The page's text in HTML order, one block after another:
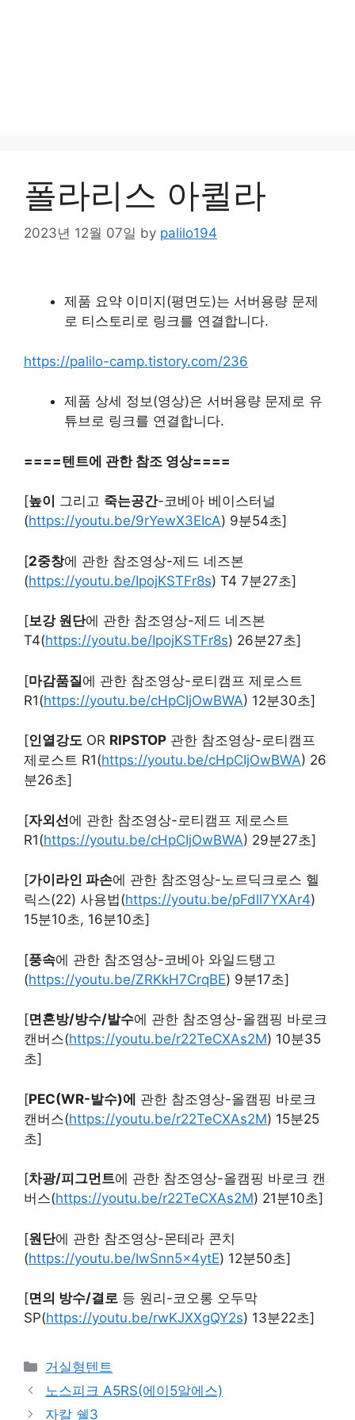
폴라리스 아퀼라
2023년 12월 07일 by palilo194
제품 요약 이미지(평면도)는 서버용량 문제
로 티스토리로 링크를 연결합니다.
https://palilo-camp.tistory.com/236
제품 상세 정보(영상)은 서버용량 문제로 유
튜브로 링크를 연결합니다.
====텐트에 관한 참조 영상====
[높이 그리고 죽는공간-코베아 베이스터널
(https://youtu.be/9rYewX3EIcA) 9분54초]
[2중창에 관한 참조영상-제드 네즈본
(https://youtu.be/IpojKSTFr8s) T4 7분27초]
[보강 원단에 관한 참조영상-제드 네즈본
T4(https://youtu.be/IpojKSTFr8s) 26분27초]
[마감품질에 관한 참조영상-로티캠프 제로스트
R1(https://youtu.be/cHpCIjOwBWA) 12분30초]
[인열강도 OR RIPSTOP 관한 참조영상-로티캠프
제로스트 R1(https://youtu.be/cHpCIjOwBWA) 26
분26초]
[자외선에 관한 참조영상-로티캠프 제로스트
R1(https://youtu.be/cHpCIjOwBWA) 29분27초]
[가이라인 파손에 관한 참조영상-노르딕크로스 헬
릭스(22) 사용법(https://youtu.be/pFdll7YXAr4)
15분10초, 16분10초]
[풍속에 관한 참조영상-코베아 와일드탱고
(https://youtu.be/ZRKkH7CrqBE) 9분17초]
[면혼방/방수/발수에 관한 참조영상-올캠핑 바로크
캔버스(https://youtu.be/r22TeCXAs2M) 10분35
초]
[PEC(WR-발수)에 관한 참조영상-올캠핑 바로크
캔버스(https://youtu.be/r22TeCXAs2M) 15분25
초]
[차광/피그먼트에 관한 참조영상-올캠핑 바로크 캔
버스(https://youtu.be/r22TeCXAs2M) 21분10초]
[원단에 관한 참조영상-몬테라 콘치
(https://youtu.be/IwSnn5x4ytE) 12분50초]
[면의 방수/결로 등 원리-코오롱 오두막
SP(https://youtu.be/rwKJXXgQY2s) 13분22초]
Categories
거실형텐트
노스피크 A5RS(에이5알에스)
자칼 쉘3